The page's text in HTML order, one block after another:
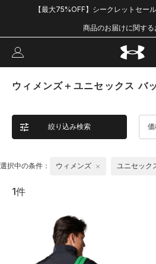
【最大75%OFF】シークレットセー
商品のお届けに関す
ウィメンズ＋ユニセックス バ
絞り込み検索
選択中の条件： ウィメンズ ユニセック
1件